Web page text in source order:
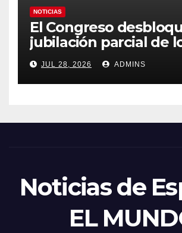
NOTICIAS
El Congreso
jubilación parcial de
trabajadores laborales
sector público
JUL 28, 2026 ADMINS
Noticias de
EL